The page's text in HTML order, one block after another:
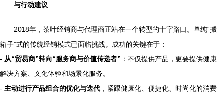
与行动建议
2018年，茶叶经销商与代理商正站在一个转型的十字路口。单纯“搬
箱子”式的传统经销模式已面临挑战。成功的关键在于：
- 从“贸易商”转向“服务商与价值传递者” ：不仅提供产品，更要提供健康
解决方案、文化体验和场景化服务。
- 主动进行产品组合的优化与迭代 ，紧跟健康化、便捷化、时尚化的消费